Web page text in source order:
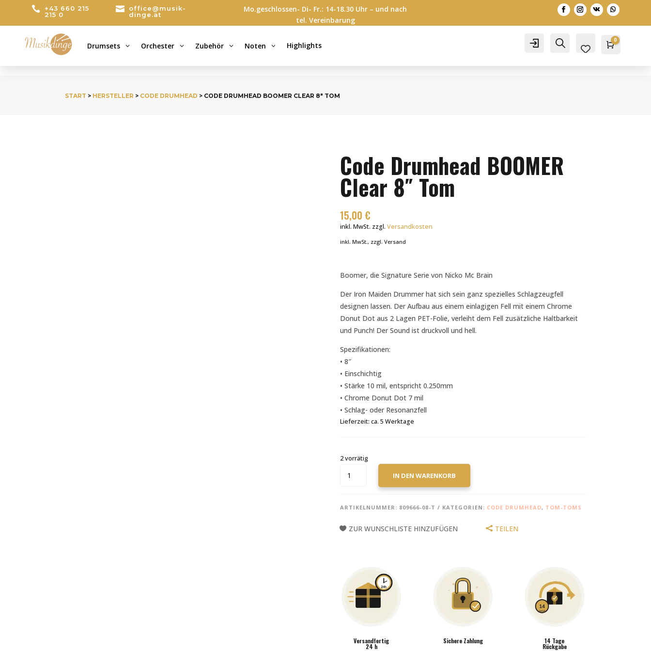
 +43 660 215
215 0

office@musik-
dinge.at
Mo.geschlossen- Di- Fr.: 14-18.30 Uhr – und nach
tel. Vereinbarung
Drumsets 3 Orchester 3 Zubehör 3 Noten 3 Highlights Account Search 0
START > HERSTELLER > CODE DRUMHEAD > CODE DRUMHEAD BOOMER CLEAR 8″ TOM
Code Drumhead BOOMER
Clear 8″ Tom
15,00 €
inkl. MwSt. zzgl. Versandkosten
inkl. MwSt., zzgl. Versand
Boomer, die Signature Serie von Nicko Mc Brain
Der Iron Maiden Drummer hat sich sein ganz spezielles Schlagzeugfell
designen lassen. Der Aufbau aus einem einlagigen Fell mit einem Chrome
Donut Dot aus 2 Lagen PET-Folie, verleiht dem Fell zusätzliche Haltbarkeit
und Punch! Der Sound ist druckvoll und hell.
Spezifikationen:
• 8″
• Einschichtig
• Stärke 10 mil, entspricht 0.250mm
• Chrome Donut Dot 7 mil
• Schlag- oder Resonanzfell
Lieferzeit: ca. 5 Werktage
2 vorrätig
DRUMHEAD
TOM
IN DEN WARENKORB
ARTIKELNUMMER: 809666-08-T KATEGORIEN: CODE DRUMHEAD, TOM-TOMS
ZUR WUNSCHLISTE HINZUFÜGEN TEILEN
Versandfertig
24 h
Sichere Zahlung 14 Tage
Rückgabe